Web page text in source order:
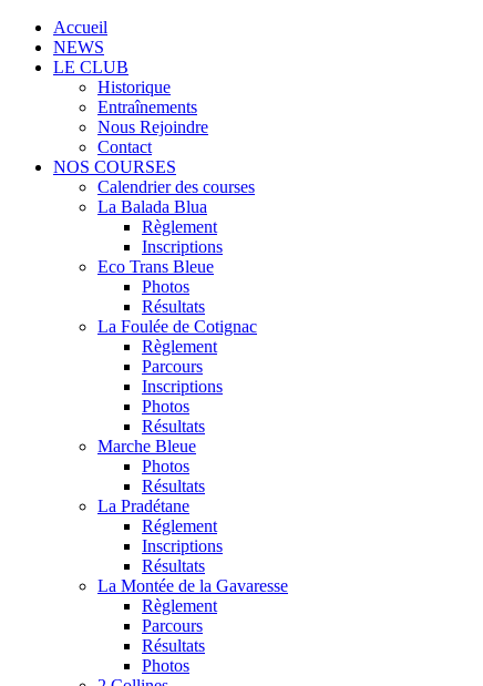
Accueil
NEWS
LE CLUB
Historique
Entraînements
Nous Rejoindre
Contact
NOS COURSES
Calendrier des courses
La Balada Blua
Règlement
Inscriptions
Eco Trans Bleue
Photos
Résultats
La Foulée de Cotignac
Règlement
Parcours
Inscriptions
Photos
Résultats
Marche Bleue
Photos
Résultats
La Pradétane
Réglement
Inscriptions
Résultats
La Montée de la Gavaresse
Règlement
Parcours
Résultats
Photos